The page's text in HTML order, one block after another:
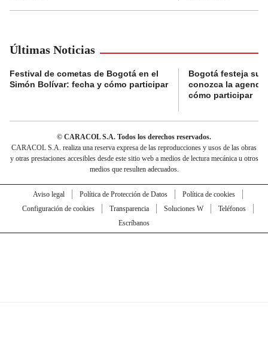
Últimas Noticias
Festival de cometas de Bogotá en el
Simón Bolívar: fecha y cómo participar
Bogotá festeja su
conozca la
cómo participar
© CARACOL S.A. Todos los derechos reservados.
CARACOL S.A. realiza una reserva expresa de las reproducciones y usos de las obras
y otras prestaciones accesibles desde este sitio web a medios de lectura mecánica u otros
medios que resulten adecuados.
Aviso legal Política de Protección de Datos
Política de cookies
Configuración de cookies
Transparencia Soluciones W
Teléfonos
Escríbanos